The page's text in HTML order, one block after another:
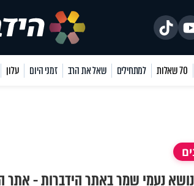
70 שאלות למתחילים שאל את הרב זמני היום עלון
נעמי שמר באתר הידברות - אתר